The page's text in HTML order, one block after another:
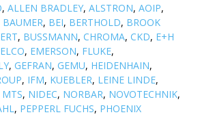
, ALLEN BRADLEY, ALSTRON, AOIP,
BAUMER, BEI, BERTHOLD, BROOK
, BUSSMANN, CHROMA, CKD, E+H
ELCO, EMERSON, FLUKE,
, GEFRAN, GEMU, HEIDENHAIN,
, IFM, KUEBLER, LEINE LINDE,
MTS, NIDEC, NORBAR, NOVOTECHNIK,
, PEPPERL FUCHS, PHOENIX